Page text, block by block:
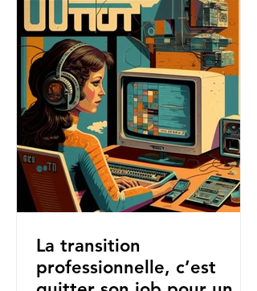
La transition
professionnelle, c’est